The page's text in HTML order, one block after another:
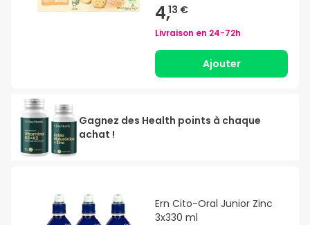
4,13 €
Livraison en 24-72h
Ajouter
Gagnez des Health points à chaque
achat !
Ern Cito-Oral Junior Zinc
3x330 ml